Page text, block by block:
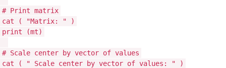
# Print matrix
cat
( "Matrix: "
)
print
(mt)
# Scale center by vector of values
cat
( " Scale center by vector of values: "
)